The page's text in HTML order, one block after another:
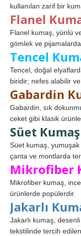
kullanılan zarif bir
Flanel
Flanel kumaş, yünlü
gömlek ve
Tencel
Tencel, doğal
biridir; nefes alabilir ve
Gabardin
Gabardin, sık
ceket gibi klasik
Süet
Süet kumaş, yumuşak
çanta ve montlarda
Mikrofiber
Mikrofiber kumaş,
ürünlerde popülerdir.
Jakarlı
Jakarlı kumaş,
tekstilinde tercih